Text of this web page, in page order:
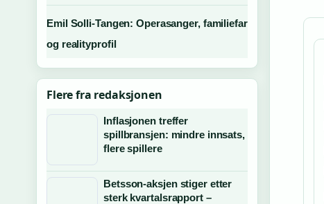
Emil Solli-Tangen: Operasanger, familiefar
og realityprofil
Flere fra redaksjonen
Inflasjonen treffer
spillbransjen: mindre innsats,
flere spillere
Betsson-aksjen stiger etter
sterk kvartalsrapport –